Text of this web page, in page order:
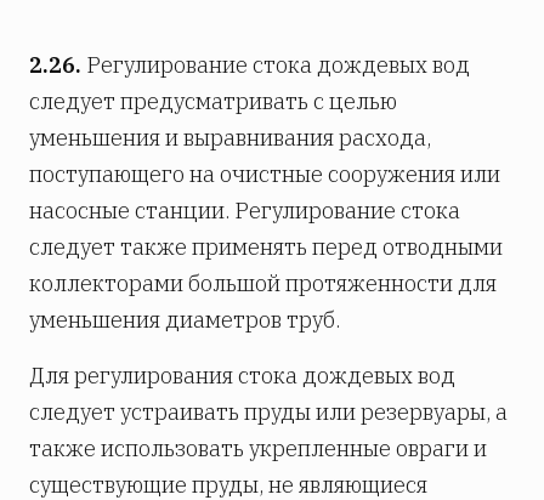
2.26. Регулирование стока дождевых вод
следует предусматривать с целью
уменьшения и выравнивания расхода,
поступающего на очистные сооружения или
насосные станции. Регулирование стока
следует также применять перед отводными
коллекторами большой протяженности для
уменьшения диаметров труб.
Для регулирования стока дождевых вод
следует устраивать пруды или резервуары, а
также использовать укрепленные овраги и
существующие пруды, не являющиеся